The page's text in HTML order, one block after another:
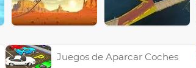
Juegos de Aparcar Coches